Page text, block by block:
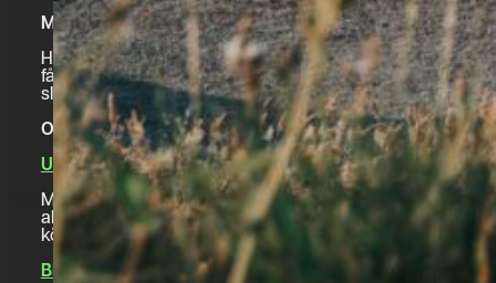
Med ett vanligt B-körkort får du köra:
Har du ett vanligt B körkort får du köra personbil eller
får också dra en lätt släpvagn med en totalvikt på högst
släp, så länge den sammanlagda totalvikten för bil och
Om ekipaget blir tyngre kan du behöva:
Utökad B-behörighet (B96)
Med B96 får den sammanlagda totalvikten för bil och
alternativ för många husvagnsägare eftersom det ger
körkort.
BE-körkort